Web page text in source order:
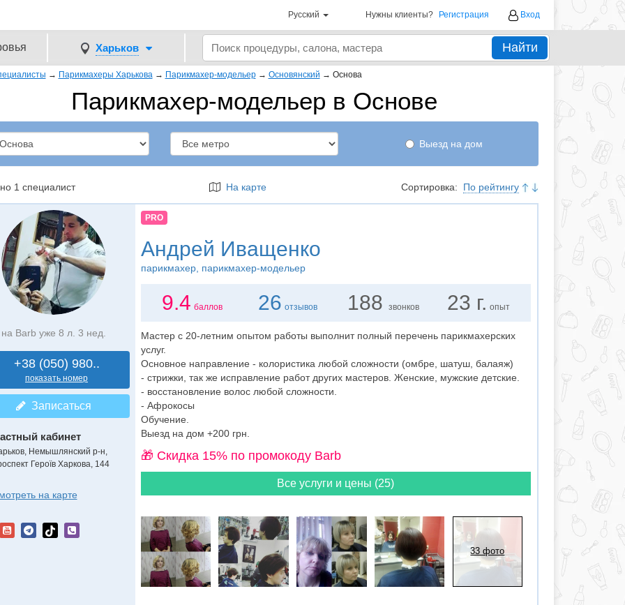
Русский Нужны клиенты? Регистрация Вход
Харьков Найти
→ Парикмахеры Харькова → Парикмахер-модельер → Основянский → Основа
Парикмахер-модельер в Основе
Выезд на дом
1 специалист На карте Сортировка: По рейтингу
на Barb уже 8 л. 3 нед.
+38 (050) 980..
показать номер
Записаться
кабинет
Немышлянский р-н,
Героїв Харкова, 144
на карте
PRO
Андрей Иващенко
парикмахер, парикмахер-модельер
9.4 баллов 26 отзывов 188 звонков 23 г. опыт
Мастер с 20-летним опытом работы выполнит полный перечень парикмахерских
услуг.
Основное направление - колористика любой сложности (омбре, шатуш, балаяж)
- стрижки, так же исправление работ других мастеров. Женские, мужские детские.
- восстановление волос любой сложности.
- Афрокосы
Обучение.
Выезд на дом +200 грн.
🎁 Cкидка 15% по промокоду Barb
Все услуги и цены (25)
33 фото